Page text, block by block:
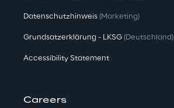
Datenschutzhinweis (Marketing)
Grundsatzerklärung - LKSG (Deutschland)
Accessibility Statement
Careers